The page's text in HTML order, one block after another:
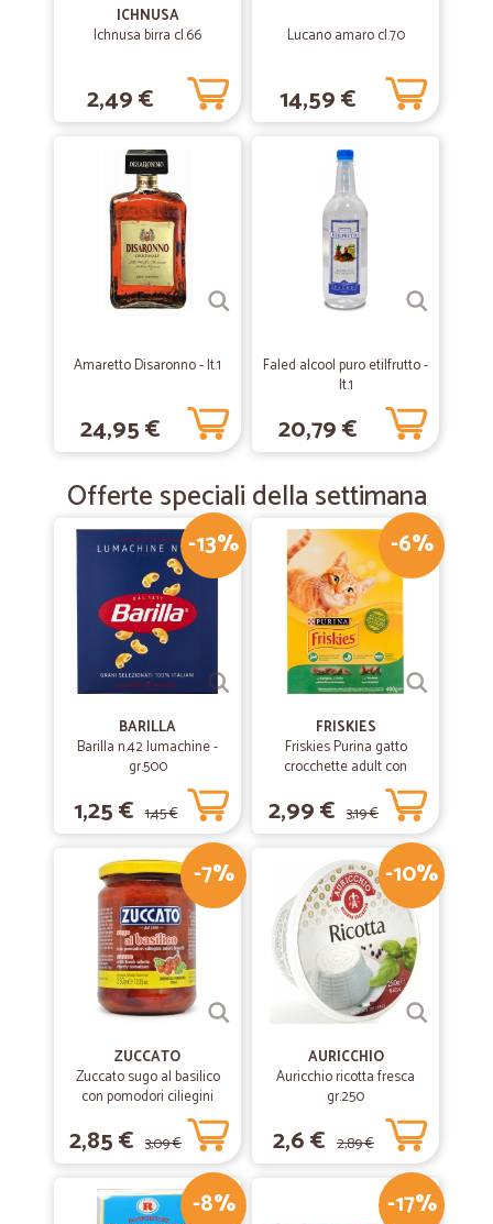
19/09/2019
—Darka P.
Prodotto buono consegna precisa.
—Francesco R.
Tempismo perfetto!
Tempismo perfetto!
17/04/2019
—Paolo P.
e infatti la consiglio: i prezzi per alcuni articoli, non per tutti però, sono
davvero ottimi e la consegna è precisa e rapidissima
ICHNUSA
Ichnusa birra cl.66
2,49 €
Lucano amaro cl.70
14,59 €
Amaretto Disaronno - lt.1
24,95 €
Faled alcool puro etilfrutto -
lt.1
20,79 €
Offerte speciali della settimana
-13%
BARILLA
Barilla n.42 lumachine -
gr.500
1,25 € 1,45 €
-6%
FRISKIES
Friskies Purina gatto
crocchette adult con
coniglio, pollo e verdure
scatola gr.400
2,99 € 3,19 €
-7%
ZUCCATO
Zuccato sugo al basilico
con pomodori ciliegini
interi freschi gr.370
2,85 € 3,09 €
-10%
AURICCHIO
Auricchio ricotta fresca
gr.250
2,6 € 2,89 €
-8% -17%